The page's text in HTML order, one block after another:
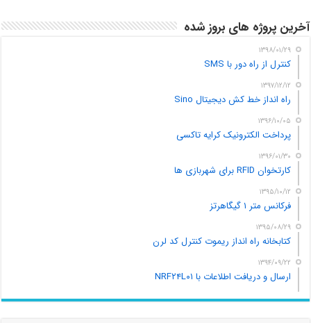
آخرین پروژه های بروز شده
۱۳۹۸/۰۱/۲۹
کنترل از راه دور با SMS
۱۳۹۷/۱۲/۱۲
راه انداز خط کش دیجیتال Sino
۱۳۹۶/۱۰/۰۵
پرداخت الکترونیک کرایه تاکسی
۱۳۹۶/۰۱/۳۰
کارتخوان RFID برای شهربازی ها
۱۳۹۵/۱۰/۱۲
فرکانس متر ۱ گیگاهرتز
۱۳۹۵/۰۸/۲۹
کتابخانه راه انداز ریموت کنترل کد لرن
۱۳۹۴/۰۹/۲۲
ارسال و دریافت اطلاعات با NRF۲۴L۰۱